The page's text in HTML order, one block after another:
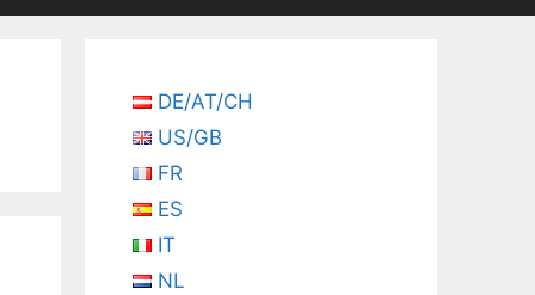
DE/AT/CH
US/GB
FR
ES
IT
NL